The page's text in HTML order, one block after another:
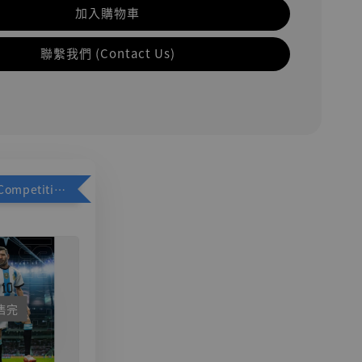
加入購物車
聯繫我們 (Contact Us)
加購優惠【Competitive Toys 梅西 [CM001]】
完